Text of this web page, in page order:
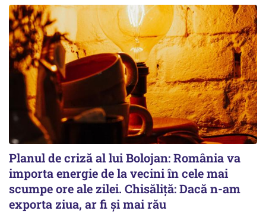
Planul de criză al lui Bolojan: România va
importa energie de la vecini în cele mai
scumpe ore ale zilei. Chisăliță: Dacă n-am
exporta ziua, ar fi și mai rău